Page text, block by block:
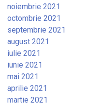
noiembrie 2021
octombrie 2021
septembrie 2021
august 2021
iulie 2021
iunie 2021
mai 2021
aprilie 2021
martie 2021